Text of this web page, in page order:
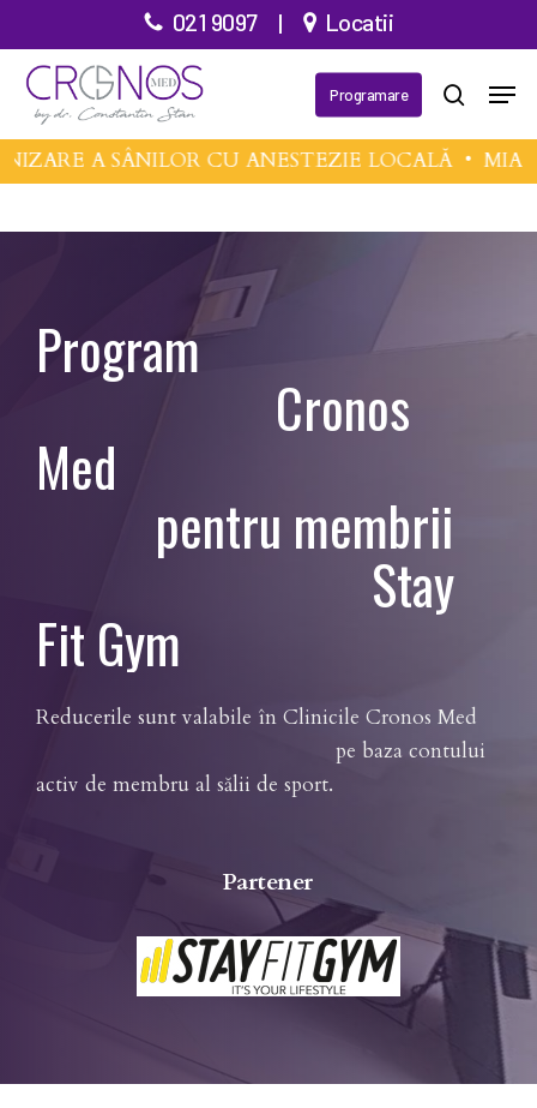
la
conținutul
principal
021 9097| Locatii
Programare căutare
A SÂNILOR CU ANESTEZIE LOCALĂ •MIA
Program
Cronos
Med
pentru membrii
Stay
Fit Gym
Reducerile sunt valabile în Clinicile Cronos Med
pe baza contului
activ de membru al sălii de sport.
Partener